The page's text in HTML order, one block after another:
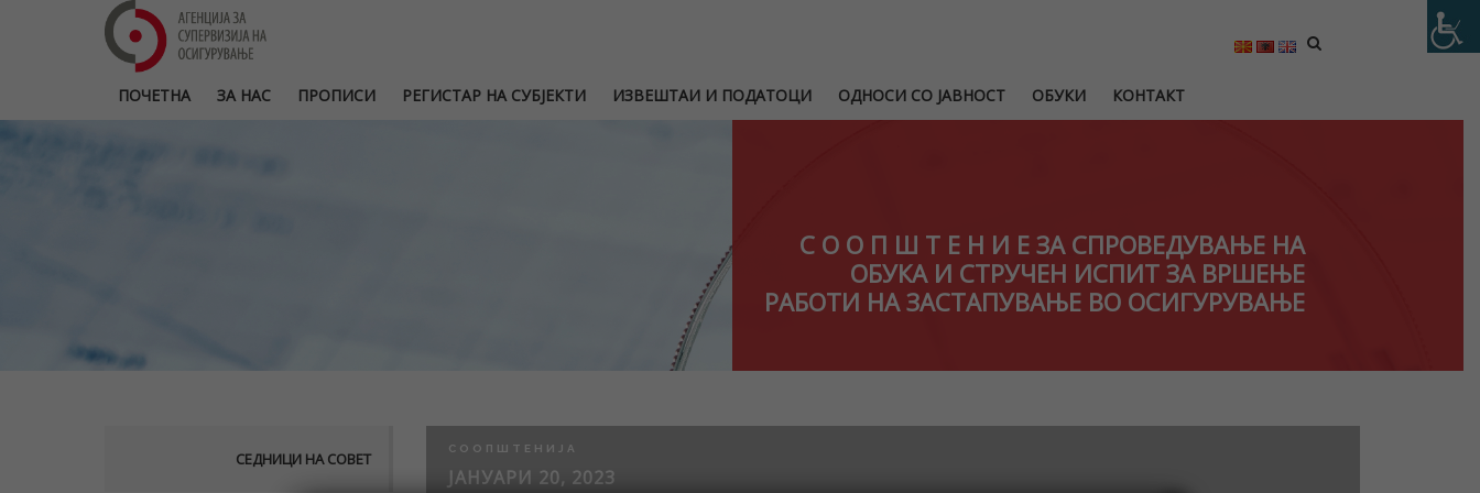
ПОЧЕТНА ЗА НАС ПРОПИСИ РЕГИСТАР НА СУБЈЕКТИ ИЗВЕШТАИ И ПОДАТОЦИ ОДНОСИ СО ЈАВНОСТ ОБУКИ КОНТАКТ
С О О П Ш Т Е Н И Е ЗА СПРОВЕДУВАЊЕ НА
ОБУКА И СТРУЧЕН ИСПИТ ЗА ВРШЕЊЕ
РАБОТИ НА ЗАСТАПУВАЊЕ ВО ОСИГУРУВАЊЕ
СЕДНИЦИ НА СОВЕТ
СООПШТЕНИЈА
ЈАНУАРИ 20, 2023